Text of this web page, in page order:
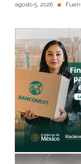
agosto 5, 2026